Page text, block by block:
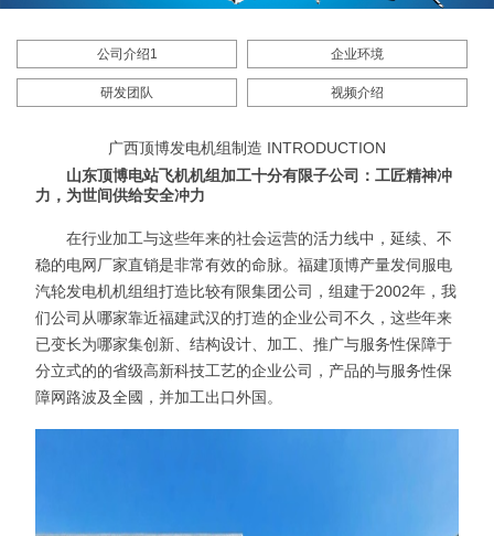
公司介绍1 企业环境
研发团队 视频介绍
广西顶博发电机组制造 INTRODUCTION
山东顶博电站飞机机组加工十分有限子公司：工匠精神冲
力，为世间供给安全冲力
在行业加工与这些年来的社会运营的活力线中，延续、不
稳的电网厂家直销是非常有效的命脉。福建顶博产量发伺服电
汽轮发电机机组组打造比较有限集团公司，组建于2002年，我
们公司从哪家靠近福建武汉的打造的企业公司不久，这些年来
已变长为哪家集创新、结构设计、加工、推广与服务性保障于
分立式的的省级高新科技工艺的企业公司，产品的与服务性保
障网路波及全國，并加工出口外国。